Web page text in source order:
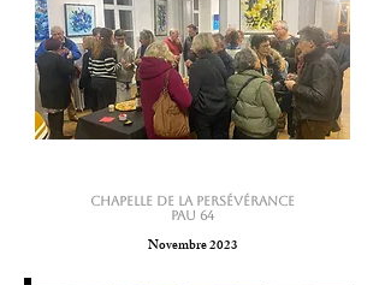
Chapelle de la Persévérance
PAU 64
Novembre 2023